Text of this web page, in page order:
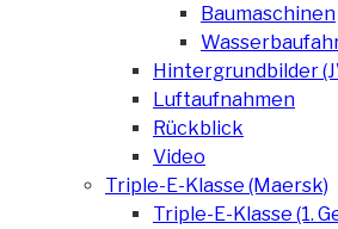
Baumaschinen
Hintergrundbilder
Luftaufnahmen
Rückblick
Video
Triple-E-Klasse (Maersk)
Triple-E-Klasse (1.